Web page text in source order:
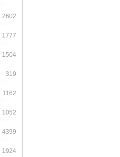
2602
1777
1504
319
1162
1052
4399
1924